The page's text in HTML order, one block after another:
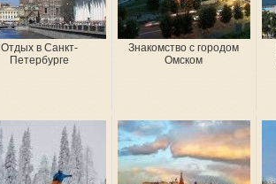
Отдых в Санкт-
Петербурге
Знакомство с городом
Омском